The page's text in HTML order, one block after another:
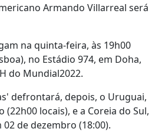
Armando Villarreal será
na quinta-feira, às 19h00
no Estádio 974, em Doha,
do Mundial2022.
defrontará, depois, o Uruguai,
(22h00 locais), e a Coreia do Sul,
de dezembro (18:00).